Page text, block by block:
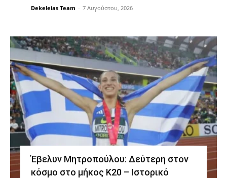
Dekeleias Team - 7 Αυγούστου, 2026
Έβελυν Μητροπούλου: Δεύτερη στον
κόσμο στο μήκος Κ20 – Ιστορικό